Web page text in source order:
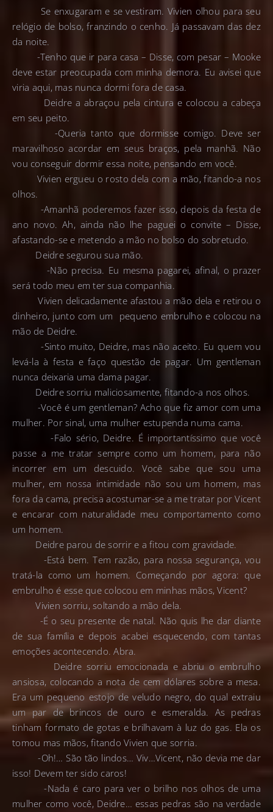
Se enxugaram e se vestiram. Vivien olhou para seu
relógio de bolso, franzindo o cenho. Já passavam das dez
da noite.
-Tenho que ir para casa – Disse, com pesar – Mooke
deve estar preocupada com minha demora. Eu avisei que
viria aqui, mas nunca dormi fora de casa.
Deidre a abraçou pela cintura e colocou a cabeça
em seu peito.
-Queria tanto que dormisse comigo. Deve ser
maravilhoso acordar em seus braços, pela manhã. Não
vou conseguir dormir essa noite, pensando em você.
Vivien ergueu o rosto dela com a mão, fitando-a nos
olhos.
-Amanhã poderemos fazer isso, depois da festa de
ano novo. Ah, ainda não lhe paguei o convite – Disse,
afastando-se e metendo a mão no bolso do sobretudo.
Deidre segurou sua mão.
-Não precisa. Eu mesma pagarei, afinal, o prazer
será todo meu em ter sua companhia.
Vivien delicadamente afastou a mão dela e retirou o
dinheiro, junto com um pequeno embrulho e colocou na
mão de Deidre.
-Sinto muito, Deidre, mas não aceito. Eu quem vou
levá-la à festa e faço questão de pagar. Um gentleman
nunca deixaria uma dama pagar.
Deidre sorriu maliciosamente, fitando-a nos olhos.
-Você é um gentleman? Acho que fiz amor com uma
mulher. Por sinal, uma mulher estupenda numa cama.
-Falo sério, Deidre. É importantíssimo que você
passe a me tratar sempre como um homem, para não
incorrer em um descuido. Você sabe que sou uma
mulher, em nossa intimidade não sou um homem, mas
fora da cama, precisa acostumar-se a me tratar por Vicent
e encarar com naturalidade meu comportamento como
um homem.
Deidre parou de sorrir e a fitou com gravidade.
-Está bem. Tem razão, para nossa segurança, vou
tratá-la como um homem. Começando por agora: que
embrulho é esse que colocou em minhas mãos, Vicent?
Vivien sorriu, soltando a mão dela.
-É o seu presente de natal. Não quis lhe dar diante
de sua família e depois acabei esquecendo, com tantas
emoções acontecendo. Abra.
Deidre sorriu emocionada e abriu o embrulho
ansiosa, colocando a nota de cem dólares sobre a mesa.
Era um pequeno estojo de veludo negro, do qual extraiu
um par de brincos de ouro e esmeralda. As pedras
tinham formato de gotas e brilhavam à luz do gas. Ela os
tomou mas mãos, fitando Vivien que sorria.
-Oh!… São tão lindos… Viv…Vicent, não devia me dar
isso! Devem ter sido caros!
-Nada é caro para ver o brilho nos olhos de uma
mulher como você, Deidre… essas pedras são na verdade